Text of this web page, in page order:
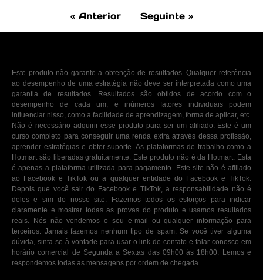
« Anterior Seguinte »
Este produto não garante a obtenção de resultados. Qualquer referência
ao desempenho de uma estratégia não deve ser interpretada como uma
garantia de resultados. Resultados são obtidos de acordo com o
desempenho de cada um, e inúmeros fatores individuais podem
influenciar nisso, como a facilidade de aprendizagem, forma de aplicar, etc.
Não é necessário adquirir esse produto para ser um afiliado. Este é um
curso completo para conseguir uma renda extra através dessa profissão,
aprender estratégias e obter suporte. As plataformas de trabalho como a
Hotmart são liberadas gratuitamente. Este produto não é da Hotmart. Esta
é apenas a plataforma utilizada para pagamento. Este site não é afiliado
ao Facebook e TikTok ou a qualquer entidade do Facebook e TikTok.
Depois que você sair do Facebook e TikTok, a responsabilidade não é
deles e sim do nosso site. Fazemos todos os esforços para indicar
claramente e mostrar todas as provas do produto e usamos resultados
reais. Nós não vendemos o seu e-mail ou qualquer informação para
terceiros. Jamais fazemos nenhum tipo de spam. Se você tiver alguma
dúvida, sinta-se à vontade para usar o link de contato e falar conosco em
horário comercial de Segunda a Sextas das 09h00 ás 18h00. Lemos e
respondemos todas as mensagens por ordem de chegada.